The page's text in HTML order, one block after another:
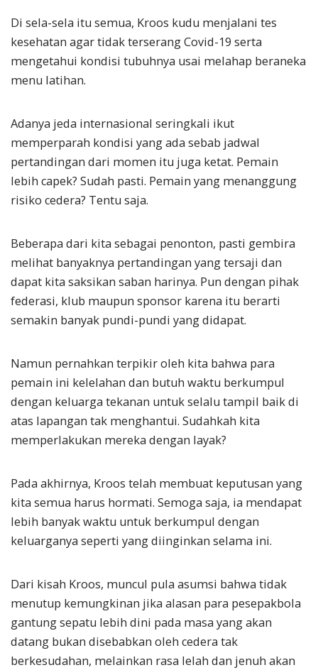
Di sela-sela itu semua, Kroos kudu menjalani tes
kesehatan agar tidak terserang Covid-19 serta
mengetahui kondisi tubuhnya usai melahap beraneka
menu latihan.
Adanya jeda internasional seringkali ikut
memperparah kondisi yang ada sebab jadwal
pertandingan dari momen itu juga ketat. Pemain
lebih capek? Sudah pasti. Pemain yang menanggung
risiko cedera? Tentu saja.
Beberapa dari kita sebagai penonton, pasti gembira
melihat banyaknya pertandingan yang tersaji dan
dapat kita saksikan saban harinya. Pun dengan pihak
federasi, klub maupun sponsor karena itu berarti
semakin banyak pundi-pundi yang didapat.
Namun pernahkan terpikir oleh kita bahwa para
pemain ini kelelahan dan butuh waktu berkumpul
dengan keluarga tekanan untuk selalu tampil baik di
atas lapangan tak menghantui. Sudahkah kita
memperlakukan mereka dengan layak?
Pada akhirnya, Kroos telah membuat keputusan yang
kita semua harus hormati. Semoga saja, ia mendapat
lebih banyak waktu untuk berkumpul dengan
keluarganya seperti yang diinginkan selama ini.
Dari kisah Kroos, muncul pula asumsi bahwa tidak
menutup kemungkinan jika alasan para pesepakbola
gantung sepatu lebih dini pada masa yang akan
datang bukan disebabkan oleh cedera tak
berkesudahan, melainkan rasa lelah dan jenuh akan